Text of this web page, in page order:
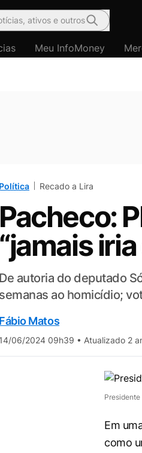
ativos e outros
Meu InfoMoney
Política Recado a Lira
Pacheco:
“jamais
De autoria do deputado
semanas ao homicídio;
Fábio Matos
14/06/2024 09h39 • Atualizado 2
Em
como